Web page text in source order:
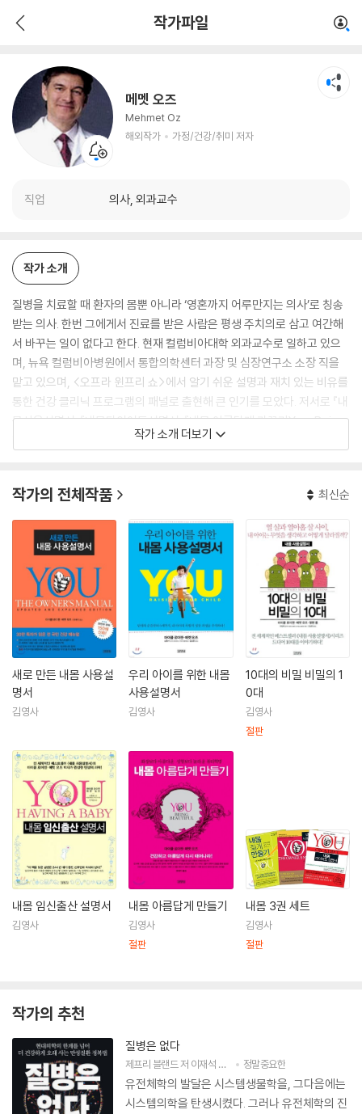
작가파일
메멧 오즈
Mehmet Oz
해외작가
가정/건강/취미 저자
직업 의사, 외과교수
가정/건강/취미 저자
작가 소개
질병을 치료할 때 환자의 몸뿐 아니라 ‘영혼까지 어루만지는 의사’로 칭송
받는 의사. 한번 그에게서 진료를 받은 사람은 평생 주치의로 삼고 여간해
서 바꾸는 일이 없다고 한다. 현재 컬럼비아대학 외과교수로 일하고 있으
며, 뉴욕 컬럼비아병원에서 통합의학센터 과장 및 심장연구소 소장 직을
맡고 있으며, <오프라 윈프리 쇼>에서 알기 쉬운 설명과 재치 있는 비유를
통한 건강 클리닉 프로그램의 패널로 출현해 큰 인기를 모았다. 저서로 『내
몸사용설명서』『내몸다이어트설명서』『내몸 아름답게 가꾸기You: Being
Beautiful』『당신은 현명한 환자You: The Smart Patient』『마음치료H
작가 소개 더보기
작가의 전체작품 최신순
새로 만든 내몸 사용설
명서
김영사
우리 아이를 위한 내몸
사용설명서
김영사
10대의 비밀 비밀의 1
0대
김영사
절판
내몸 임신출산 설명서
김영사
내몸 아름답게 만들기
김영사
절판
내몸 3권 세트
김영사
절판
작가의 추천
질병은 없다
제프리 블랜드저 이재석 박춘묵감수
정말중요한
유전체학의 발달은 시스템생물학을, 그다음에는
시스템의학을 탄생시켰다. 그러나 유전체학의 진